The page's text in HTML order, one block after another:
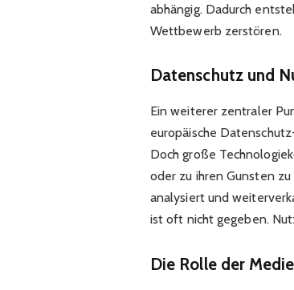
abhängig. Dadurch
Wettbewerb zerstören.
Datenschutz und
Ein weiterer zentraler
europäische
Doch große
oder zu ihren Gunsten
analysiert und
ist oft nicht gegeben.
Die Rolle der